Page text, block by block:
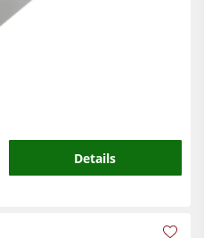
Details